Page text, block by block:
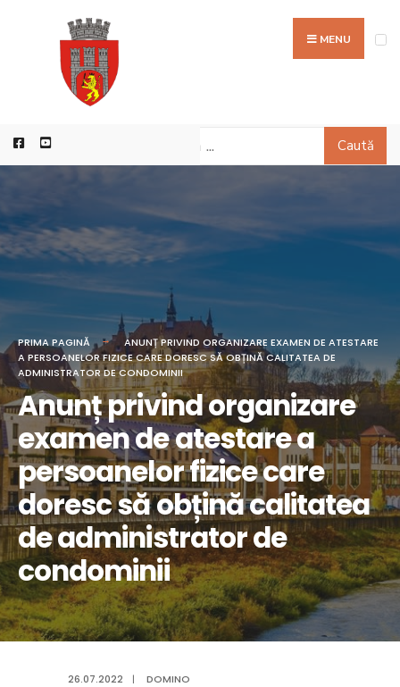
MENU
Caută
PRIMA PAGINĂ
ANUNȚ PRIVIND ORGANIZARE EXAMEN DE ATESTARE
A PERSOANELOR FIZICE CARE DORESC SĂ OBȚINĂ CALITATEA DE
ADMINISTRATOR DE CONDOMINII
Anunț privind organizare
examen de atestare a
persoanelor fizice care
doresc să obțină calitatea
de administrator de
condominii
26.07.2022 | DOMINO